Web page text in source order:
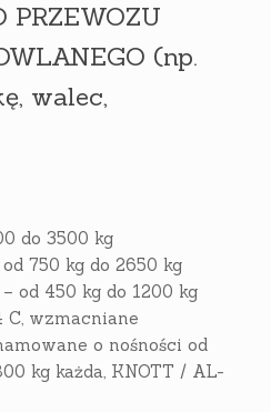
PRZEWOZU
(np.
walec,
do 3500 kg
750 kg do 2650 kg
– od 450 kg do 1200 kg
C, wzmacniane
o nośności od
kg każda, KNOTT / AL-